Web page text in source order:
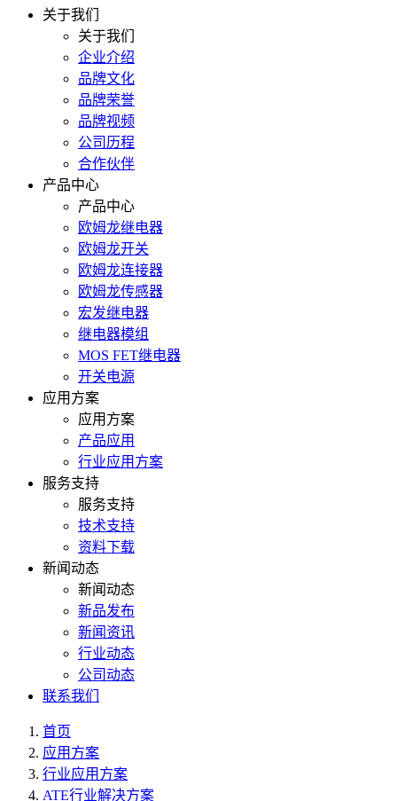
关于我们
关于我们
企业介绍
品牌文化
品牌荣誉
品牌视频
公司历程
合作伙伴
产品中心
产品中心
欧姆龙继电器
欧姆龙开关
欧姆龙连接器
欧姆龙传感器
宏发继电器
继电器模组
MOS FET继电器
开关电源
应用方案
应用方案
产品应用
行业应用方案
服务支持
服务支持
技术支持
资料下载
新闻动态
新闻动态
新品发布
新闻资讯
行业动态
公司动态
联系我们
首页
应用方案
行业应用方案
ATE行业解决方案